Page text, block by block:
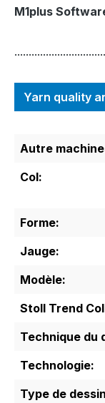
M1plus
Yarn quality
Autre
Col:
Forme:
Jauge:
Modèle:
Stoll Trend
Technique du
Technologie:
Type de